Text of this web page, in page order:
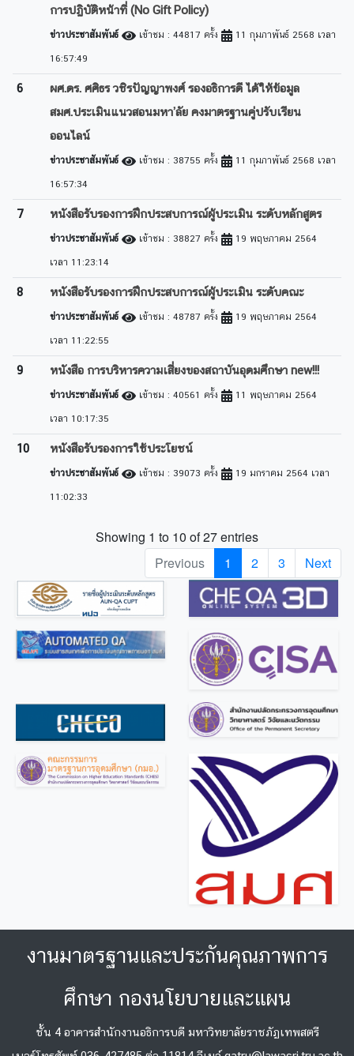
การปฏิบัติหน้าที่ (No Gift Policy)
ข่าวประชาสัมพันธ์ เข้าชม : 44817 ครั้ง
11 กุมภาพันธ์ 2568 เวลา
16:57:49
6
ผศ.ดร. ศศิธร วชิรปัญญาพงศ์ รองอธิการดี ได้ให้ข้อมูล
สมศ.ประเมินแนวสอนมหา’ลัย คงมาตรฐานคู่ปรับเรียน
ออนไลน์
ข่าวประชาสัมพันธ์ เข้าชม : 38755 ครั้ง
11 กุมภาพันธ์ 2568 เวลา
16:57:34
7 หนังสือรับรองการฝึกประสบการณ์ผู้ประเมิน ระดับหลักสูตร
ข่าวประชาสัมพันธ์ เข้าชม : 38827 ครั้ง
19 พฤษภาคม 2564
เวลา 11:23:14
8 หนังสือรับรองการฝึกประสบการณ์ผู้ประเมิน ระดับคณะ
ข่าวประชาสัมพันธ์ เข้าชม : 48787 ครั้ง
19 พฤษภาคม 2564
เวลา 11:22:55
9 หนังสือ การบริหารความเสี่ยงของสถาบันอุดมศึกษา new!!!
ข่าวประชาสัมพันธ์ เข้าชม : 40561 ครั้ง
11 พฤษภาคม 2564
เวลา 10:17:35
10 หนังสือรับรองการใช้ประโยชน์
ข่าวประชาสัมพันธ์ เข้าชม : 39073 ครั้ง
19 มกราคม 2564 เวลา
11:02:33
Showing 1 to 10 of 27 entries
Previous
1 2 3 Next
งานมาตรฐานและประกันคุณภาพการ
ศึกษา กองนโยบายและแผน
ชั้น 4 อาคารสำนักงานอธิการบดี มหาวิทยาลัยราชภัฏเทพสตรี